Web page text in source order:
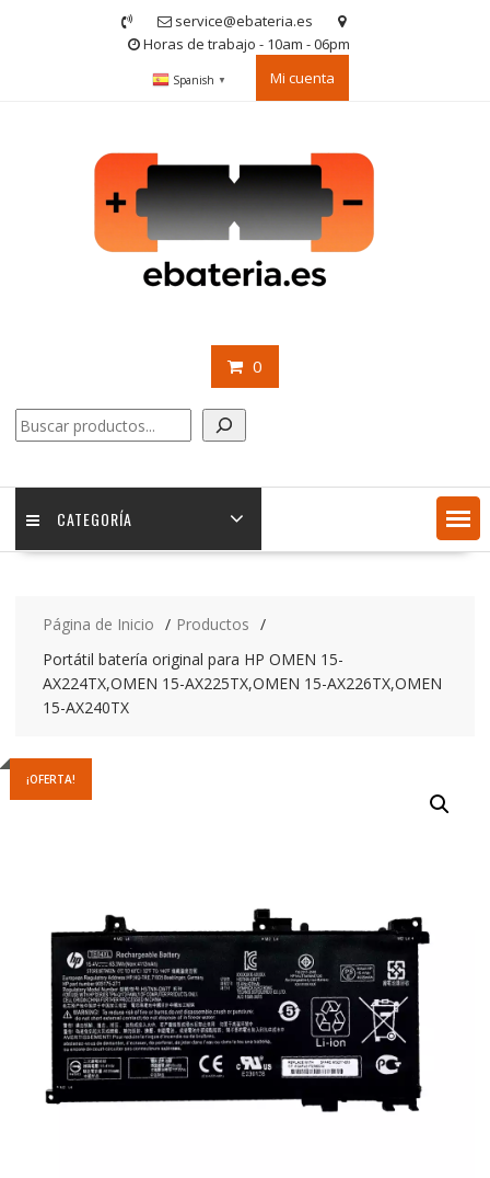
service@ebateria.es
Horas de trabajo - 10am - 06pm
Spanish ▼ Mi cuenta
0
Buscar
CATEGORÍA
Página de Inicio
Productos
Portátil batería original para HP OMEN 15-
AX224TX,OMEN 15-AX225TX,OMEN 15-AX226TX,OMEN
15-AX240TX
¡OFERTA!